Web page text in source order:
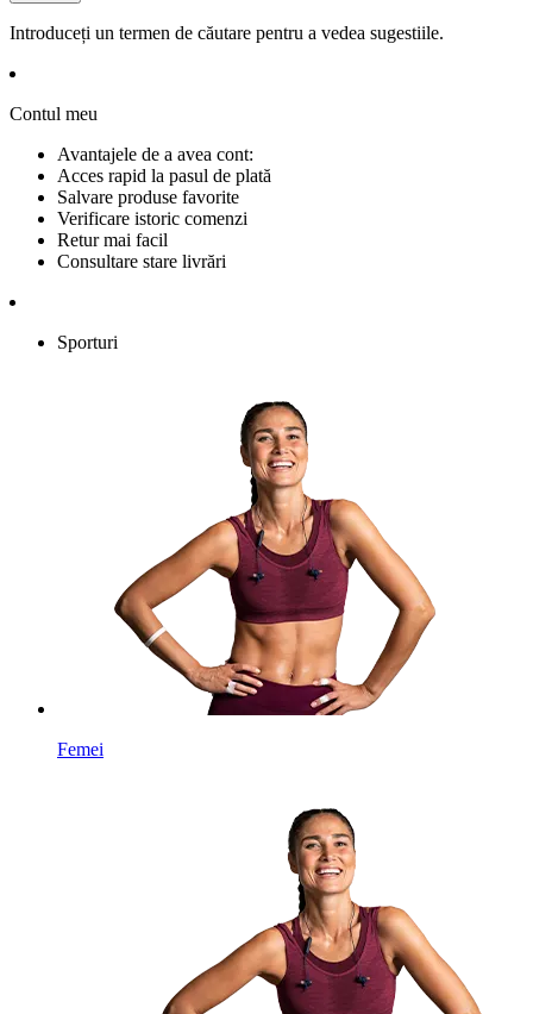
Introduceți un termen de căutare pentru a vedea sugestiile.
Contul meu
Avantajele de a avea cont:
Acces rapid la pasul de plată
Salvare produse favorite
Verificare istoric comenzi
Retur mai facil
Consultare stare livrări
Sporturi
Femei